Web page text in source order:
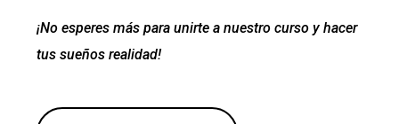
¡No esperes más para unirte a nuestro curso y hacer
tus sueños realidad!